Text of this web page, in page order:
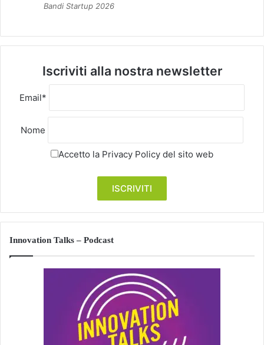
Bandi Startup 2026
Iscriviti alla nostra newsletter
Email*
Nome
Accetto la Privacy Policy del sito web
Innovation Talks – Podcast